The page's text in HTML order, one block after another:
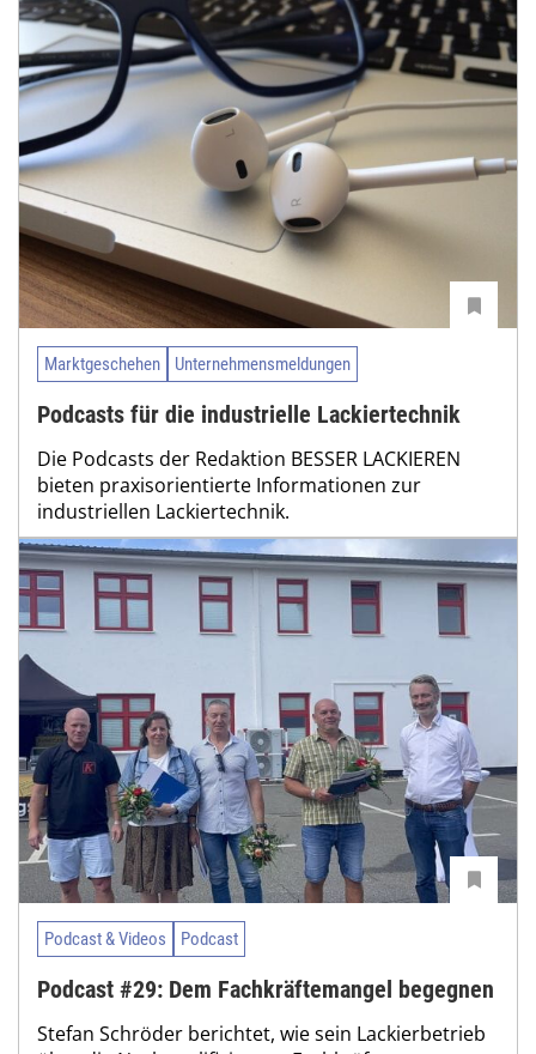
Marktgeschehen Unternehmensmeldungen
Podcasts für die industrielle Lackiertechnik
Die Podcasts der Redaktion BESSER LACKIEREN
bieten praxisorientierte Informationen zur
industriellen Lackiertechnik.
Podcast & Videos Podcast
Podcast #29: Dem Fachkräftemangel begegnen
Stefan Schröder berichtet, wie sein Lackierbetrieb